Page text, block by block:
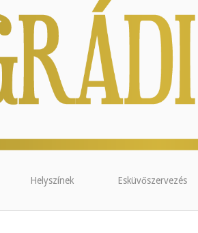
Helyszínek Esküvőszervezés